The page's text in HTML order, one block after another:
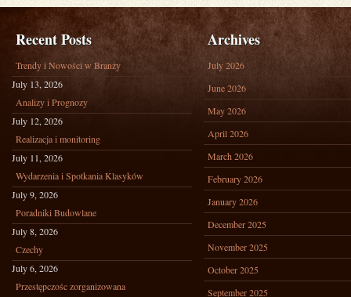
Recent Posts
Trendy i Nowości w Branży
July 13, 2026
Analizy i Prognozy
July 12, 2026
Realizacja i monitoring
July 11, 2026
Wydarzenia i Spotkania Klasyków
July 9, 2026
Poradniki Budowlane
July 8, 2026
Czechy
July 6, 2026
Przestępczośc zorganizowana
Archives
July 2026
June 2026
May 2026
April 2026
March 2026
February 2026
January 2026
December 2025
November 2025
October 2025
September 2025